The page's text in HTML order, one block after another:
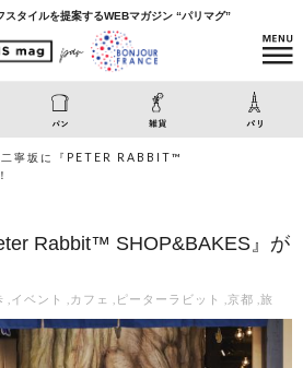
スタイルを提案するWEBマガジン “パリマグ”
二寧坂に『PETER RABBIT™
Rabbit™ SHOP&BAKES』が
イベント カフェ ピーターラビット 京都 旅